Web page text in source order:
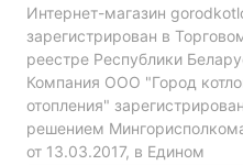
Интернет-магазин
зарегистрирован в
реестре Республики
Компания ООО "Город
отопления"
решением
от 13.03.2017, в Едином